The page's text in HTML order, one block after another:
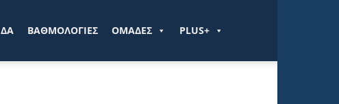
ΒΑΘΜΟΛΟΓΙΕΣ ΟΜΑΔΕΣ PLUS+